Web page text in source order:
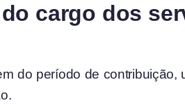
cargo dos
do período de contribuição,